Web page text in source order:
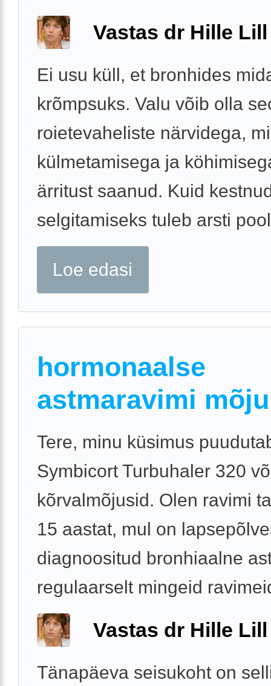
Vastas dr Hille Lill
Ei usu küll, et bronhides
krõmpsuks. Valu võib olla
roietevaheliste närvidega,
külmetamisega ja
ärritust saanud. Kuid
selgitamiseks tuleb arsti
Loe edasi
hormonaalse
astmaravimi mõju
Tere, minu küsimus
Symbicort Turbuhaler 320
kõrvalmõjusid. Olen ravimi
15 aastat, mul on
diagnoositud bronhiaalne
regulaarselt mingeid
Vastas dr Hille Lill
Tänapäeva seisukoht on